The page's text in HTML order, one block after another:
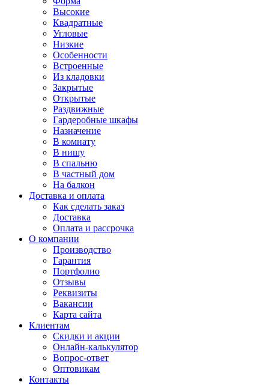
Высокие
Квадратные
Угловые
Низкие
Особенности
Встроенные
Из кладовки
Закрытые
Открытые
Раздвижные
Гардеробные шкафы
Назначение
В комнату
В нишу
В спальню
В частный дом
На балкон
Доставка и оплата
Как сделать заказ
Доставка
Оплата и рассрочка
О компании
Производство
Гарантия
Портфолио
Отзывы
Реквизиты
Вакансии
Карта сайта
Клиентам
Скидки и акции
Онлайн-калькулятор
Вопрос-ответ
Оптовикам
Контакты